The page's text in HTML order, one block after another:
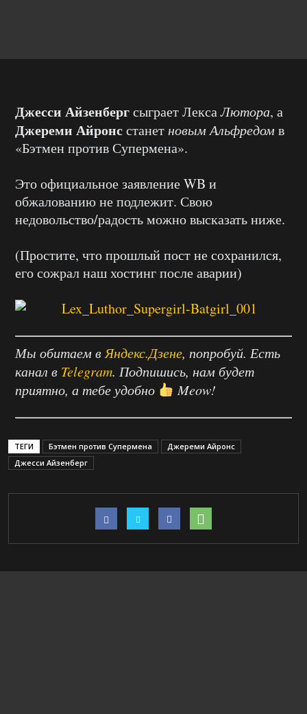
Джесси Айзенбергсыграет ЛексаЛютора, а
Джереми Айронсстанет новым Альфредомв
«Бэтмен против Супермена».
Это официальное заявление WB и
обжалованию не подлежит. Свою
недовольство/радость можно высказать ниже.
(Простите, что прошлый пост не сохранился,
его сожрал наш хостинг после аварии)
Мы обитаем в Яндекс.Дзене, попробуй. Есть
канал в Telegram. Подпишись, нам будет
приятно, а тебе удобно
Meow!
ТЕГИ Бэтмен против Супермена
Джереми Айронс
Джесси Айзенберг